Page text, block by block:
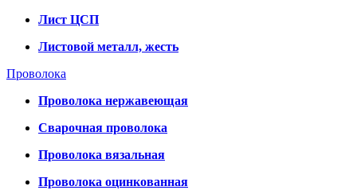
Лист ЦСП
Листовой металл, жесть
Проволока
Проволока нержавеющая
Сварочная проволока
Проволока вязальная
Проволока оцинкованная